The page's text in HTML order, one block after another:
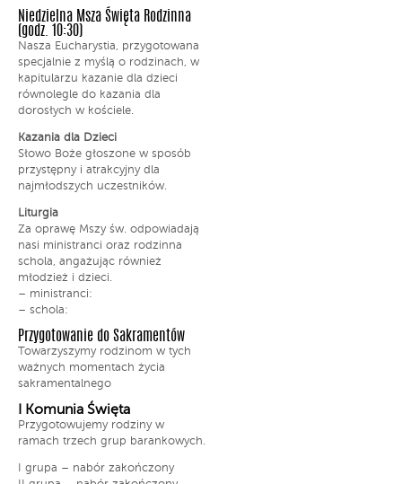
Niedzielna Msza Święta Rodzinna
(godz. 10:30)
Nasza Eucharystia, przygotowana
specjalnie z myślą o rodzinach, w
kapitularzu kazanie dla dzieci
równolegle do kazania dla
dorosłych w kościele.
Kazania dla Dzieci
Słowo Boże głoszone w sposób
przystępny i atrakcyjny dla
najmłodszych uczestników.
Liturgia
Za oprawę Mszy św. odpowiadają
nasi ministranci oraz rodzinna
schola, angażując również
młodzież i dzieci.
– ministranci:
– schola:
Przygotowanie do Sakramentów
Towarzyszymy rodzinom w tych
ważnych momentach życia
sakramentalnego
I Komunia Święta
Przygotowujemy rodziny w
ramach trzech grup barankowych.
I grupa – nabór zakończony